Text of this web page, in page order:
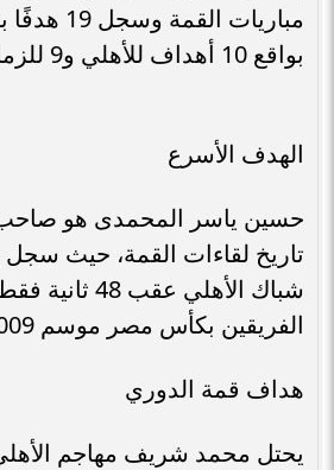
مباريات
بواقع 10 أهداف للأهلي و9 للزمالك.
الهدف الأسرع
حسين ياسر المحمدى هو
تاريخ لقاءات القمة، حيث
شباك الأهلي
الفريقين بكأس مصر موسم 2009-2010.
هداف قمة الدوري
يحتل محمد شريف مهاجم